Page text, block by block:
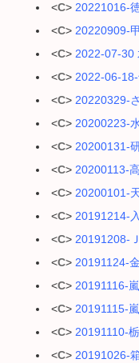
<C> 20221016-
<C> 20220909-
<C> 2022-07-30
<C> 2022-06-
<C> 20220329-
<C> 20200223-
<C> 20200131-
<C> 20200113-
<C> 20200101-
<C> 20191214-
<C> 20191208-
<C> 20191124-
<C> 20191116-
<C> 20191115-嵐
<C> 20191110-
<C> 20191026-